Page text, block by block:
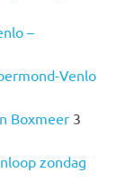
–
Venlo
Boxmeer 3
zondag